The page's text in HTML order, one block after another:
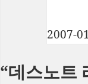
작
일
2007-
“데스노트